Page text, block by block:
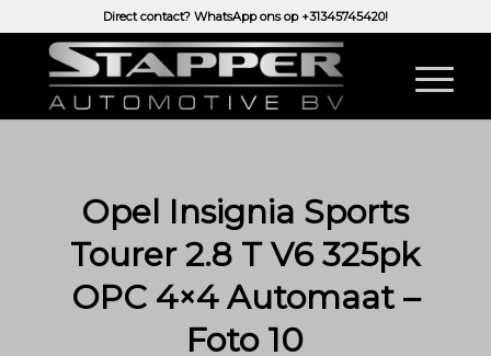
Direct contact? WhatsApp ons op +31345745420!
Opel Insignia Sports
Tourer 2.8 T V6 325pk
OPC 4×4 Automaat –
Foto 10